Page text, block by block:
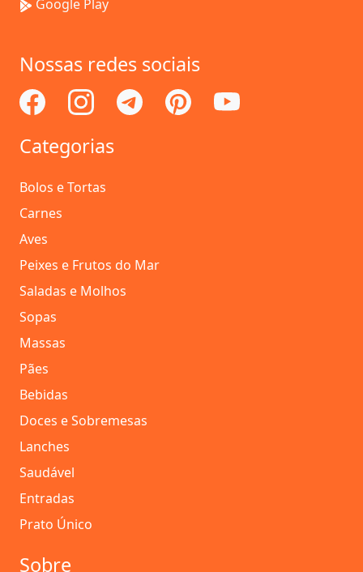
Google Play
Nossas redes sociais
Categorias
Bolos e Tortas
Carnes
Aves
Peixes e Frutos do Mar
Saladas e Molhos
Sopas
Massas
Pães
Bebidas
Doces e Sobremesas
Lanches
Saudável
Entradas
Prato Único
Sobre